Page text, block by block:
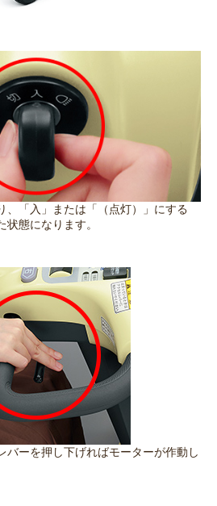
、「入」または「（点灯）」にする
状態になります。
バーを押し下げればモーターが作動し